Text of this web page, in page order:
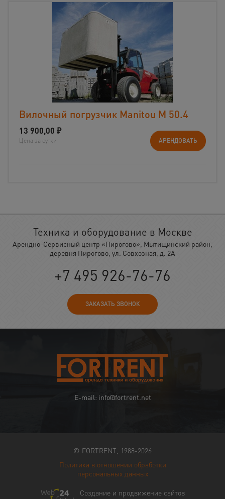
Вилочный погрузчик Manitou М 50.4
13 900,00 ₽
Цена за сутки АРЕНДОВАТЬ
Техника и оборудование в Москве
Арендно-Сервисный центр «Пирогово», Мытищинский район,
деревня Пирогово, ул. Совхозная, д. 2А
+7 495 926-76-76
ЗАКАЗАТЬ ЗВОНОК
E-mail: info@fortrent.net
© FORTRENT, 1988-2026
Политика в отношении обработки
персональных данных
Создание и продвижение сайтов